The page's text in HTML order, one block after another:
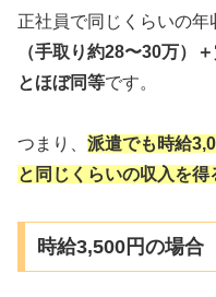
正社員で同じくらいの年
（手取り約28〜30万）
とほぼ同等です。
つまり、 派遣でも 時給3,
と同じくらいの収入を得
時給3,500円の場合